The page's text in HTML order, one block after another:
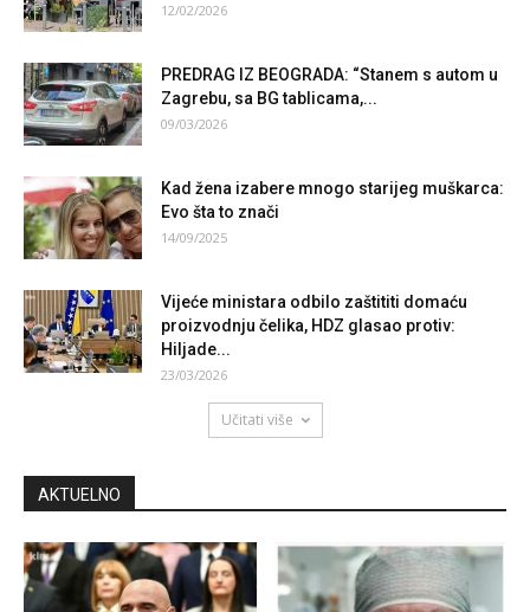
12/02/2026
PREDRAG IZ BEOGRADA: “Stanem s autom u
Zagrebu, sa BG tablicama,...
09/03/2026
Kad žena izabere mnogo starijeg muškarca:
Evo šta to znači
14/09/2025
Vijeće ministara odbilo zaštititi domaću
proizvodnju čelika, HDZ glasao protiv:
Hiljade...
23/03/2026
Učitati više
AKTUELNO